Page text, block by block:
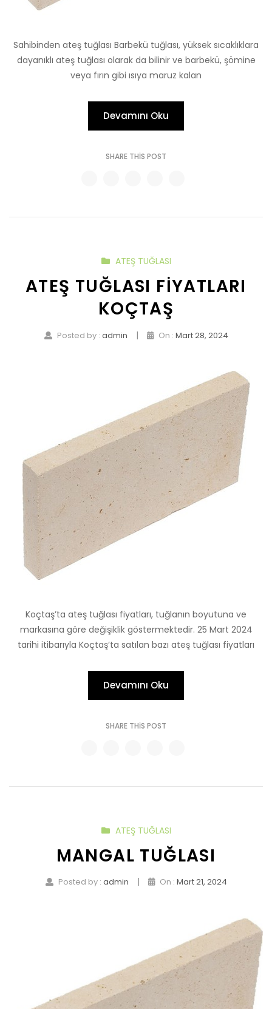
Sahibinden ateş tuğlası Barbekü tuğlası, yüksek sıcaklıklara
dayanıklı ateş tuğlası olarak da bilinir ve barbekü, şömine
veya fırın gibi ısıya maruz kalan
Devamını Oku
SHARE THIS POST
ATEŞ TUĞLASI
ATEŞ TUĞLASI FIYATLARI
KOÇTAŞ
Posted by : admin | On : Mart 28, 2024
Koçtaş’ta ateş tuğlası fiyatları, tuğlanın boyutuna ve
markasına göre değişiklik göstermektedir. 25 Mart 2024
tarihi itibarıyla Koçtaş’ta satılan bazı ateş tuğlası fiyatları
Devamını Oku
SHARE THIS POST
ATEŞ TUĞLASI
MANGAL TUĞLASI
Posted by : admin | On : Mart 21, 2024